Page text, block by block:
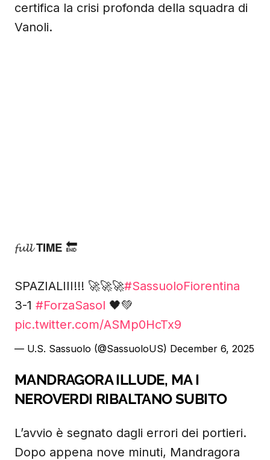
certifica la crisi profonda della squadra di
Vanoli.
𝓯𝓾𝓵𝓵 𝗧𝗜𝗠𝗘 🔚
SPAZIALIII!!! 🚀🚀🚀#SassuoloFiorentina
3-1 #ForzaSasol 🖤💚
pic.twitter.com/ASMp0HcTx9
— U.S. Sassuolo (@SassuoloUS) December 6, 2025
MANDRAGORA ILLUDE, MA I
NEROVERDI RIBALTANO SUBITO
L’avvio è segnato dagli errori dei portieri.
Dopo appena nove minuti, Mandragora